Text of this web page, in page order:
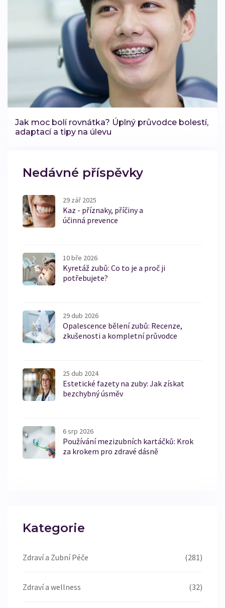
Jak moc bolí rovnátka? Úplný průvodce bolestí,
adaptací a tipy na úlevu
Nedávné příspěvky
29 zář 2025
Kaz - příznaky, příčiny a
účinná prevence
10 bře 2026
Kyretáž zubů: Co to je a proč ji
potřebujete?
29 dub 2026
Opalescence bělení zubů: Recenze,
zkušenosti a kompletní průvodce
25 dub 2024
Estetické fazety na zuby: Jak získat
bezchybný úsměv
6 srp 2026
Používání mezizubních kartáčků: Krok
za krokem pro zdravé dásně
Kategorie
Zdraví a Zubní Péče (281)
Zdraví a wellness (32)